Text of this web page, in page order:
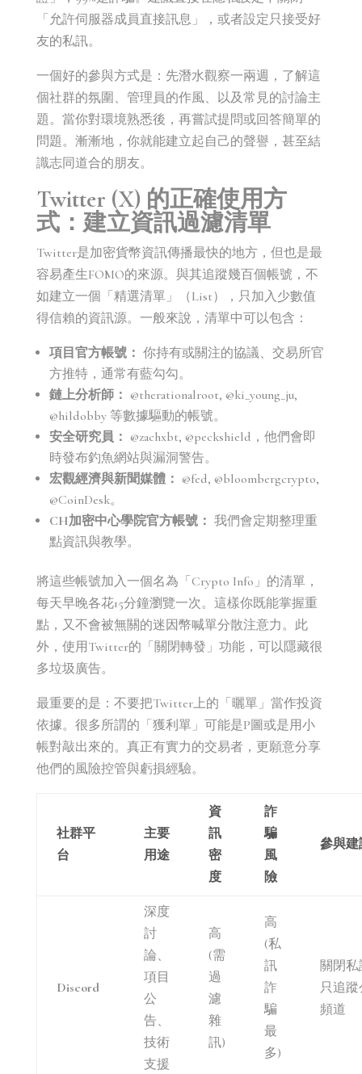
「允許伺服器成員直接訊息」，或者設定只接受好
友的私訊。
一個好的參與方式是：先潛水觀察一兩週，了解這
個社群的氛圍、管理員的作風、以及常見的討論主
題。當你對環境熟悉後，再嘗試提問或回答簡單的
問題。漸漸地，你就能建立起自己的聲譽，甚至結
識志同道合的朋友。
Twitter (X) 的正確使用方
式：建立資訊過濾清單
Twitter是加密貨幣資訊傳播最快的地方，但也是最
容易產生FOMO的來源。與其追蹤幾百個帳號，不
如建立一個「精選清單」（List），只加入少數值
得信賴的資訊源。一般來說，清單中可以包含：
項目官方帳號： 你持有或關注的協議、交易所官
方推特，通常有藍勾勾。
鏈上分析師： @therationalroot, @ki_young_ju,
@hildobby 等數據驅動的帳號。
安全研究員： @zachxbt, @peckshield，他們會即
時發布釣魚網站與漏洞警告。
宏觀經濟與新聞媒體： @fed, @bloombergcrypto,
@CoinDesk。
CH加密中心學院官方帳號： 我們會定期整理重
點資訊與教學。
將這些帳號加入一個名為「Crypto Info」的清單，
每天早晚各花15分鐘瀏覽一次。這樣你既能掌握重
點，又不會被無關的迷因幣喊單分散注意力。此
外，使用Twitter的「關閉轉發」功能，可以隱藏很
多垃圾廣告。
最重要的是：不要把Twitter上的「曬單」當作投資
依據。很多所謂的「獲利單」可能是P圖或是用小
帳對敲出來的。真正有實力的交易者，更願意分享
他們的風險控管與虧損經驗。
社群平
台
主要
用途
資
訊
密
度
詐
騙
風
險
參與建
Discord
深度
討
論、
項目
公
告、
技術
支援
高
(需
過
濾
雜
訊)
高
(私
訊
詐
騙
最
多)
關閉
只追
頻道